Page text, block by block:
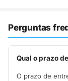
Perguntas
Qual o prazo
O prazo de